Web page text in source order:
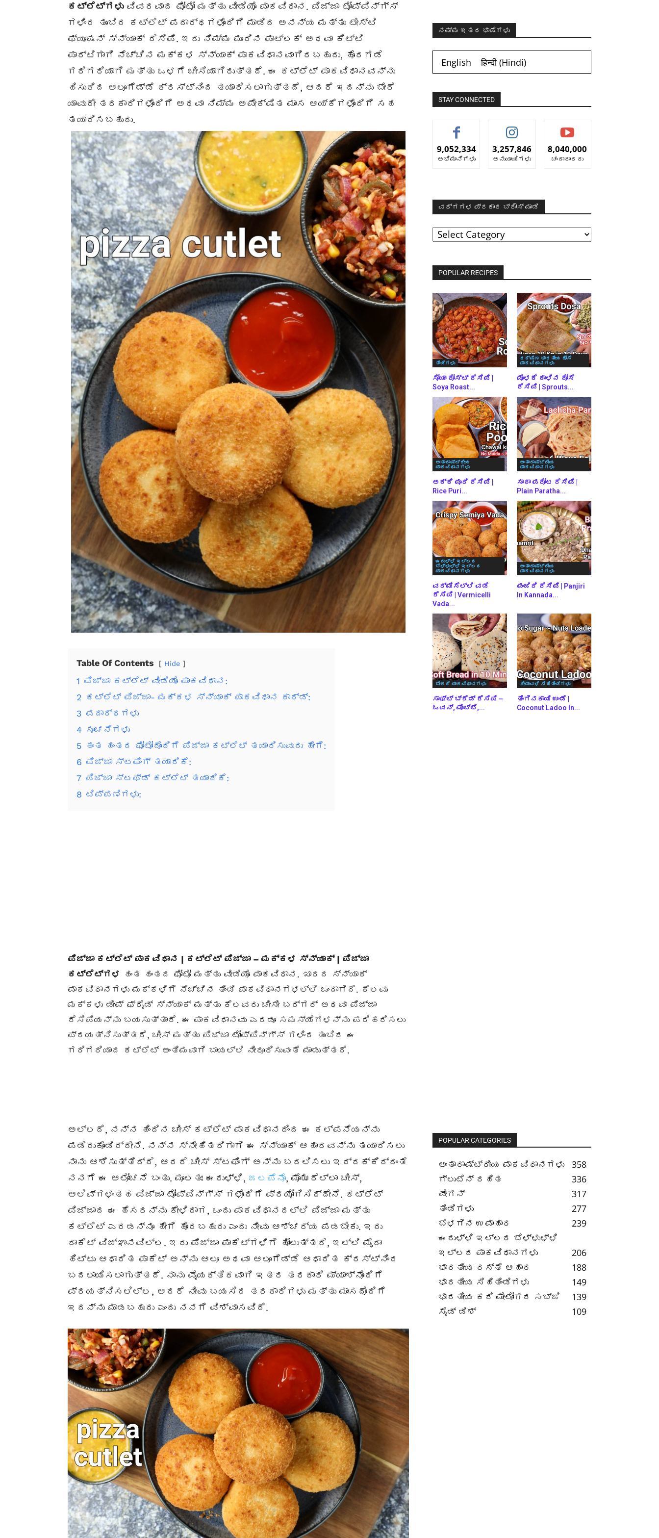
ಕಟ್ಲೆಟ್‌ಗಳುವಿವರವಾದ ಫೋಟೋ ಮತ್ತು ವೀಡಿಯೊ ಪಾಕವಿಧಾನ. ಪಿಜ್ಜಾ ಟೋಪ್ಪಿನ್ಗ್ಸ್
ಗಳಿಂದ ತುಂಬಿದ ಕಟ್ಲೆಟ್ ಪದಾರ್ಥಗಳೊಂದಿಗೆ ಮಾಡಿದ ಅನನ್ಯ ಮತ್ತು ಟೇಸ್ಟಿ
ಫ್ಯೂಷನ್ ಸ್ನ್ಯಾಕ್ ರೆಸಿಪಿ. ಇದು ನಿಮ್ಮ ಮುಂದಿನ ಪಾಟ್‌ಲಕ್ ಅಥವಾ ಕಿಟ್ಟಿ
ಪಾರ್ಟಿಗಾಗಿ ನೆಚ್ಚಿನ ಮಕ್ಕಳ ಸ್ನ್ಯಾಕ್ ಪಾಕವಿಧಾನವಾಗಿರಬಹುದು, ಹೊರಗಡೆ
ಗರಿಗರಿಯಾಗಿ ಮತ್ತು ಒಳಗೆ ಚೀಸಿಯಾಗಿರುತ್ತದೆ. ಈ ಕಟ್ಲೆಟ್ ಪಾಕವಿಧಾನವನ್ನು
ಹಿಸುಕಿದ ಆಲೂಗೆಡ್ಡೆ ಕ್ರಸ್ಟ್ನಿಂದ ತಯಾರಿಸಲಾಗುತ್ತದೆ, ಆದರೆ ಇದನ್ನು ಬೇರೆ
ಯಾವುದೇ ತರಕಾರಿಗಳೊಂದಿಗೆ ಅಥವಾ ನಿಮ್ಮ ಅಪೇಕ್ಷಿತ ಮಾಂಸ ಆಯ್ಕೆಗಳೊಂದಿಗೆ ಸಹ
ತಯಾರಿಸಬಹುದು.
Table Of Contents Hide
1 ಪಿಜ್ಜಾ ಕಟ್ಲೆಟ್ ವೀಡಿಯೊ ಪಾಕವಿಧಾನ:
2
ಕಟ್ಲೆಟ್ ಪಿಜ್ಜಾ- ಮಕ್ಕಳ ಸ್ನ್ಯಾಕ್ ಪಾಕವಿಧಾನ ಕಾರ್ಡ್:
3 ಪದಾರ್ಥಗಳು
4 ಸೂಚನೆಗಳು
5 ಹಂತ ಹಂತದ ಫೋಟೋದೊಂದಿಗೆ ಪಿಜ್ಜಾ ಕಟ್ಲೆಟ್ ತಯಾರಿಸುವುದು ಹೇಗೆ:
6 ಪಿಜ್ಜಾ ಸ್ಟಫಿಂಗ್ ತಯಾರಿಕೆ:
7 ಪಿಜ್ಜಾ ಸ್ಟಫ್ಡ್ ಕಟ್ಲೆಟ್ ತಯಾರಿಕೆ:
8 ಟಿಪ್ಪಣಿಗಳು:
ಪಿಜ್ಜಾ ಕಟ್ಲೆಟ್ ಪಾಕವಿಧಾನ | ಕಟ್ಲೆಟ್ ಪಿಜ್ಜಾ – ಮಕ್ಕಳ ಸ್ನ್ಯಾಕ್ | ಪಿಜ್ಜಾ
ಕಟ್ಲೆಟ್‌ಗಳ
ಹಂತ ಹಂತದ ಫೋಟೋ ಮತ್ತು ವೀಡಿಯೊ ಪಾಕವಿಧಾನ. ಖಾರದ ಸ್ನ್ಯಾಕ್
ಪಾಕವಿಧಾನಗಳು ಮಕ್ಕಳಿಗೆ ನೆಚ್ಚಿನ ತಿಂಡಿ ಪಾಕವಿಧಾನಗಳಲ್ಲಿ ಒಂದಾಗಿದೆ. ಕೆಲವು
ಮಕ್ಕಳು ಡೀಪ್ ಫ್ರೈಡ್ ಸ್ನ್ಯಾಕ್ ಮತ್ತು ಕೆಲವರು ಚೀಸೀ ಬರ್ಗರ್ ಅಥವಾ ಪಿಜ್ಜಾ
ರೆಸಿಪಿಯನ್ನು ಬಯಸುತ್ತಾರೆ. ಈ ಪಾಕವಿಧಾನವು ಎರಡೂ ಸಮಸ್ಯೆಗಳನ್ನು ಪರಿಹರಿಸಲು
ಪ್ರಯತ್ನಿಸುತ್ತದೆ, ಚೀಸ್ ಮತ್ತು ಪಿಜ್ಜಾ ಟೋಪ್ಪಿನ್ಗ್ಸ್ ಗಳಿಂದ ತುಂಬಿದ ಈ
ಗರಿಗರಿಯಾದ ಕಟ್ಲೆಟ್ ಅಂತಿಮವಾಗಿ ಬಾಯಲ್ಲಿ ನೀರೂರಿಸುವಂತೆ ಮಾಡುತ್ತದೆ.
ಅಲ್ಲದೆ, ನನ್ನ ಹಿಂದಿನ ಚೀಸ್ ಕಟ್ಲೆಟ್ ಪಾಕವಿಧಾನದಿಂದ ಈ ಕಲ್ಪನೆಯನ್ನು
ಪಡೆದುಕೊಂಡಿದ್ದೇನೆ. ನನ್ನ ಸ್ನೇಹಿತರಿಗಾಗಿ ಈ ಸ್ನ್ಯಾಕ್ ಆಹಾರವನ್ನು ತಯಾರಿಸಲು
ನಾನು ಆಶಿಸುತ್ತಿದ್ದೆ, ಆದರೆ ಚೀಸ್ ಸ್ಟಫಿಂಗ್ ಅನ್ನು ಬದಲಿಸಲು ಇದ್ದಕ್ಕಿದ್ದಂತೆ
ನನಗೆ ಈ ಆಲೋಚನೆ ಬಂತು. ಮೂಲತಃ ಈರುಳ್ಳಿ, ಜಲಪೆನೊ, ಮೊಝರೆಲ್ಲಾ ಚೀಸ್,
ಆಲಿವ್‌ಗಳಂತಹ ಪಿಜ್ಜಾ ಟೋಪ್ಪಿನ್ಗ್ಸ್ ಗಳೊಂದಿಗೆ ಪ್ರಯೋಗಿಸಿದ್ದೇನೆ. ಕಟ್ಲೆಟ್
ಪಿಜ್ಜಾದ ಈ ಹೆಸರನ್ನು ಕೇಳಿದಾಗ, ಒಂದು ಪಾಕವಿಧಾನದಲ್ಲಿ ಪಿಜ್ಜಾ ಮತ್ತು
ಕಟ್ಲೆಟ್ ಎರಡನ್ನೂ ಹೇಗೆ ಹೊಂದಬಹುದು ಎಂದು ನೀವು ಆಶ್ಚರ್ಯ ಪಡಬೇಕು. ಇದು
ರಾಕೆಟ್ ವಿಜ್ಞಾನವಿಲ್ಲ. ಇದು ಪಿಜ್ಜಾ ಪಾಕೆಟ್‌ಗಳಿಗೆ ಹೋಲುತ್ತದೆ, ಇಲ್ಲಿ ಮೈದಾ
ಹಿಟ್ಟು ಆಧಾರಿತ ಪಾಕೆಟ್ ಅನ್ನು ಆಲೂ ಅಥವಾ ಆಲೂಗೆಡ್ಡೆ ಆಧಾರಿತ ಕ್ರಸ್ಟ್‌ನಿಂದ
ಬದಲಾಯಿಸಲಾಗುತ್ತದೆ. ನಾನು ವೈಯಕ್ತಿಕವಾಗಿ ಇತರ ತರಕಾರಿ ಮ್ಯಾಶ್‌ನೊಂದಿಗೆ
ಪ್ರಯತ್ನಿಸಲಿಲ್ಲ, ಆದರೆ ನೀವು ಬಯಸಿದ ತರಕಾರಿಗಳು ಮತ್ತು ಮಾಂಸದೊಂದಿಗೆ
ಇದನ್ನು ಮಾಡಬಹುದು ಎಂದು ನನಗೆ ವಿಶ್ವಾಸವಿದೆ.
ನಮ್ಮ ಇತರ ಭಾಷೆಗಳು
English हिन्दी(Hindi)
STAY CONNECTED
9,052,334
ಅಭಿಮಾನಿಗಳು
3,257,846
ಅನುಯಾಯಿಗಳು
8,040,000
ಚಂದಾದಾರರು
ವರ್ಗಗಳ ಪ್ರಕಾರ ಬ್ರೌಸ್ ಮಾಡಿ
ವರ್ಗಗಳ
ಪ್ರಕಾರ
ಬ್ರೌಸ್
POPULAR RECIPES
ತಿಂಡಿಗಳು
ಸೋಯಾ ರೋಸ್ಟ್ ರೆಸಿಪಿ |
Soya Roast...
ದಕ್ಷಿಣ ಭಾರತೀಯ ದೋಸೆ
ಪಾಕವಿಧಾನಗಳು
ಮೊಳಕೆ ಕಾಳಿನ ದೋಸೆ
ರೆಸಿಪಿ | Sprouts...
ಅಂತಾರಾಷ್ಟ್ರೀಯ
ಪಾಕವಿಧಾನಗಳು
ಅಕ್ಕಿ ಪೂರಿ ರೆಸಿಪಿ |
Rice Puri...
ಅಂತಾರಾಷ್ಟ್ರೀಯ
ಪಾಕವಿಧಾನಗಳು
ಸಾದಾ ಪರೋಟ ರೆಸಿಪಿ |
Plain Paratha...
ಈರುಳ್ಳಿ ಇಲ್ಲದ
ಬೆಳ್ಳುಳ್ಳಿ ಇಲ್ಲದ
ಪಾಕವಿಧಾನಗಳು
ವರ್ಮಿಸೆಲ್ಲಿ ವಡೆ
ರೆಸಿಪಿ | Vermicelli
Vada...
ಅಂತಾರಾಷ್ಟ್ರೀಯ
ಪಾಕವಿಧಾನಗಳು
ಪಂಜಿರಿ ರೆಸಿಪಿ | Panjiri
In Kannada...
ಬೇಕರಿ ಪಾಕವಿಧಾನಗಳು
ಸಾಫ್ಟ್ ಬ್ರೆಡ್ ರೆಸಿಪಿ –
ಓವನ್, ಮೊಟ್ಟೆ,...
ದೀಪಾವಳಿ ಸಿಹಿತಿಂಡಿಗಳು
ತೆಂಗಿನಕಾಯಿ ಉಂಡೆ |
Coconut Ladoo In...
POPULAR CATEGORIES
ಅಂತಾರಾಷ್ಟ್ರೀಯ ಪಾಕವಿಧಾನಗಳು
358
ಗ್ಲುಟೆನ್ ರಹಿತ
336
ವೇಗನ್
317
ತಿಂಡಿಗಳು
277
ಬೆಳಗಿನ ಉಪಾಹಾರ
239
ಈರುಳ್ಳಿ ಇಲ್ಲದ ಬೆಳ್ಳುಳ್ಳಿ
ಇಲ್ಲದ ಪಾಕವಿಧಾನಗಳು
206
ಭಾರತೀಯ ರಸ್ತೆ ಆಹಾರ
188
ಭಾರತೀಯ ಸಿಹಿತಿಂಡಿಗಳು
149
ಭಾರತೀಯ ಕರಿ ಮೇಲೋಗರ ಸಬ್ಜಿ
139
ಸೈಡ್ ಡಿಶ್
109